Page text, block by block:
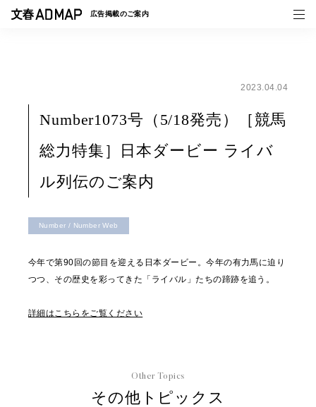
広告掲載のご案内
事例一覧
トピックス
2023.04.04
Number1073号（5/18発売）［競馬
総力特集］日本ダービー ライバ
ル列伝のご案内
Number / Number Web
今年で第90回の節目を迎える日本ダービー。今年の有力馬に迫り
つつ、その歴史を彩ってきた「ライバル」たちの蹄跡を追う。
詳細はこちらをご覧ください
Other Topics
その他トピックス